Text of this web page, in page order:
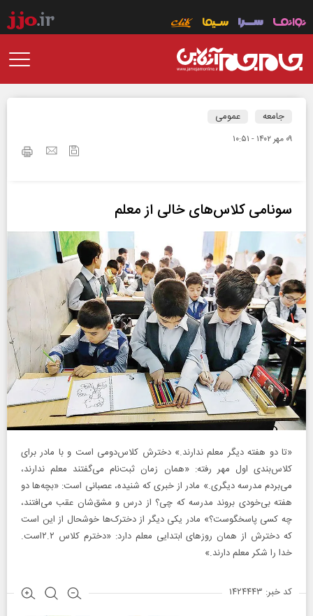
جامعه عمومی
۰۹ مهر ۱۴۰۲ - ۱۰:۵۱
سونامی کلاس‌های خالی از معلم
«تا دو هفته دیگر معلم ندارند.» دخترش کلاس‌دومی است و با مادر برای
کلاس‌بندی اول مهر رفته: «همان زمان ثبت‌نام می‌گفتند معلم ندارند،
می‌بردم مدرسه دیگری.» مادر از خبری که شنیده، عصبانی است: «بچه‌ها دو
هفته بی‌خودی بروند مدرسه که چی؟ از درس و مشق‌شان عقب می‌افتند،
چه کسی پاسخگوست؟» مادر یکی دیگر از دخترک‌ها خوشحال از این است
که دخترش از همان روزهای ابتدایی معلم دارد: «دخترم کلاس ۲.۲است.
خدا را شکر معلم دارند.»
کد خبر: ۱۴۲۴۴۴۳